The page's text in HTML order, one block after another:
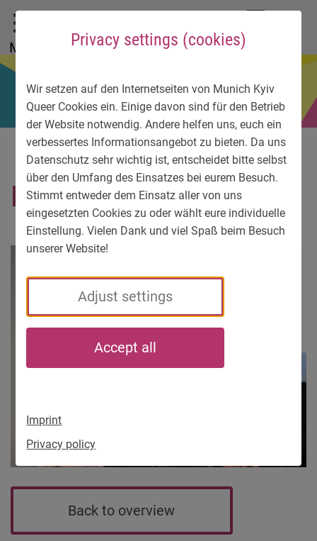
Privacy settings (cookies)
Wir setzen auf den Internetseiten von Munich Kyiv
Queer Cookies ein. Einige davon sind für den Betrieb
der Website notwendig. Andere helfen uns, euch ein
verbessertes Informationsangebot zu bieten. Da uns
Datenschutz sehr wichtig ist, entscheidet bitte selbst
über den Umfang des Einsatzes bei eurem Besuch.
Stimmt entweder dem Einsatz aller von uns
eingesetzten Cookies zu oder wählt eure individuelle
Einstellung. Vielen Dank und viel Spaß beim Besuch
unserer Website!
Adjust settings
Accept all
Imprint
Privacy policy
To main menu
To language menu
To search
To content
To service information
Menu
IMG-20190912-WA0019
Back to overview